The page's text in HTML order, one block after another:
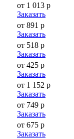
от 1 013 р
Заказать
от 891 р
Заказать
от 518 р
Заказать
от 425 р
Заказать
от 1 152 р
Заказать
от 749 р
Заказать
от 675 р
Заказать